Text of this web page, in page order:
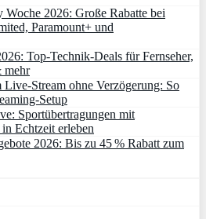
2026: Große Rabatte bei
Paramount+ und
Top-Technik-Deals für Fernseher,
mehr
Stream ohne Verzögerung: So
Setup
Sportübertragungen mit
Echtzeit erleben
2026: Bis zu 45 % Rabatt zum